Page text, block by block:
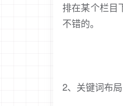
排在某个栏目
不错的。
2、关键词布局